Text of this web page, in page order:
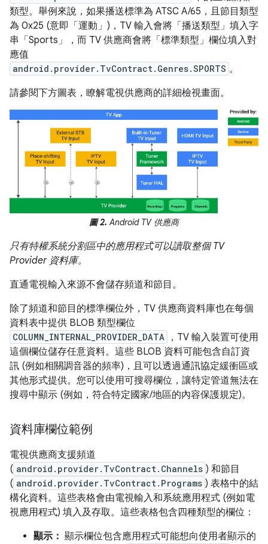
類型。舉例來說，如果播送標準為 ATSC A/65，且節目類型
為 0x25 (意即「運動」)，TV 輸入會將「播送類型」填入字
串「Sports」，而 TV 供應商會將「標準類型」欄位填入對
應值
android.provider.TvContract.Genres.SPORTS 。
請參閱下方圖表，瞭解電視供應商的詳細檢視畫面。
圖 2. Android TV 供應商
只有特權系統分割區中的應用程式可以讀取整個 TV
Provider 資料庫。
直通電視輸入來源不會儲存頻道和節目。
除了頻道和節目的標準欄位外，TV 供應商資料庫也在每個
資料表中提供 BLOB 類型欄位
COLUMN_INTERNAL_PROVIDER_DATA
，TV 輸入裝置可使用
這個欄位儲存任意資料。這些 BLOB 資料可能包含自訂資
訊 (例如相關調音器的頻率)，且可以透過通訊協定緩衝區或
其他形式提供。您可以使用可搜尋欄位，讓特定管道無法在
搜尋中顯示 (例如，符合特定國家/地區的內容保護規定)。
資料庫欄位範例
電視供應商支援頻道
( android.provider.TvContract.Channels ) 和節目
( android.provider.TvContract.Programs ) 表格中的結
構化資料。這些表格會由電視輸入和系統應用程式 (例如電
視應用程式) 填入及存取。這些表格包含四種類型的欄位：
顯示： 顯示欄位包含應用程式可能想向使用者顯示的